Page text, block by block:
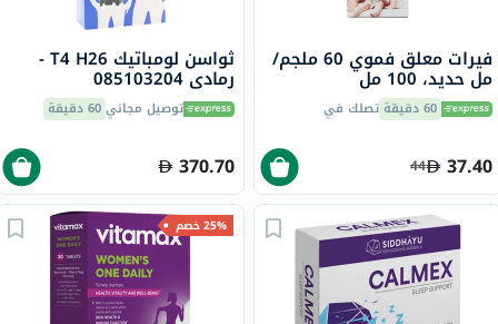
فيرات معلق فموي 60 ملجم/
مل حديد، 100 مل
60 دقيقة تصلك في
37.40
44
ثواسن لومباتيك T4 H26 -
رمادي 085103204
توصيل مجاني60 دقيقة
370.70
25% خصم